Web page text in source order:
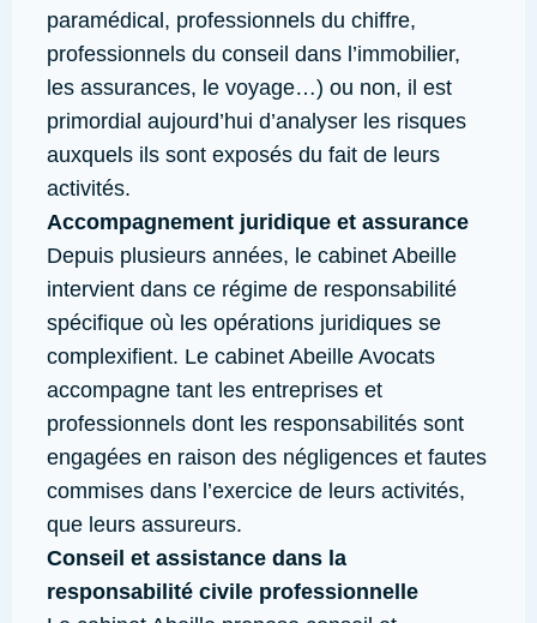
paramédical, professionnels du chiffre,
professionnels du conseil dans l’immobilier,
les assurances, le voyage…) ou non, il est
primordial aujourd’hui d’analyser les risques
auxquels ils sont exposés du fait de leurs
activités.
Accompagnement juridique et assurance
Depuis plusieurs années, le cabinet Abeille
intervient dans ce régime de responsabilité
spécifique où les opérations juridiques se
complexifient. Le cabinet Abeille Avocats
accompagne tant les entreprises et
professionnels dont les responsabilités sont
engagées en raison des négligences et fautes
commises dans l’exercice de leurs activités,
que leurs assureurs.
Conseil et assistance dans la
responsabilité civile professionnelle